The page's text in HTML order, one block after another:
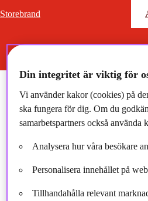
Storebrand
Storebrand
Jan Erik
Din integritet är viktig för
Vi använder kakor (cookies) på
ska fungera för dig. Om du
samarbetspartners också använda
Analysera hur våra besökare
Personalisera innehållet på
Tillhandahålla relevant